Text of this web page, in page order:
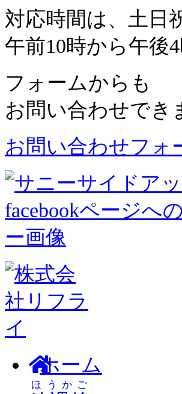
対応時間は、土日
午前10時から午後
フォームからも
お問い合わせでき
お問い合わせフォ
ホーム
ほうかご